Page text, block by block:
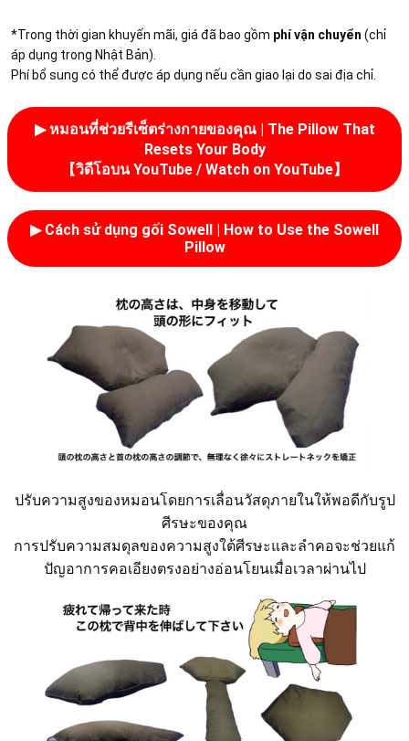
*Trong thời gian khuyến mãi, giá đã bao gồm phí vận chuyển (chỉ
áp dụng trong Nhật Bản).
Phí bổ sung có thể được áp dụng nếu cần giao lại do sai địa chỉ.
▶︎ หมอนที่ช่วยรีเซ็ตร่างกายของคุณ | The Pillow That
Resets Your Body
【วิดีโอบน YouTube / Watch on YouTube】
▶︎ Cách sử dụng gối Sowell | How to Use the Sowell
Pillow
ปรับความสูงของหมอนโดยการเลื่อนวัสดุภายในให้พอดีกับรูป
ศีรษะของคุณ
การปรับความสมดุลของความสูงใต้ศีรษะและลำคอจะช่วยแก้
ปัญอาการคอเอียงตรงอย่างอ่อนโยนเมื่อเวลาผ่านไป